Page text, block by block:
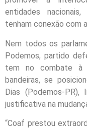
entidades
tenham conexão com
Nem todos os
Podemos, partido
tem no combate à
bandeiras, se
Dias (Podemos-
justificativa na
“Coaf prestou